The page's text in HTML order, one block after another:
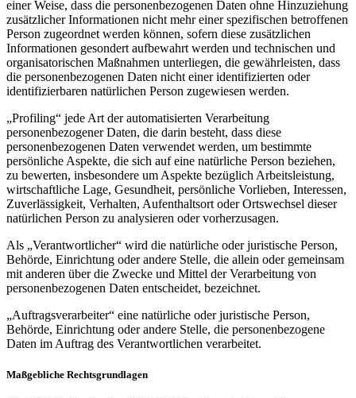
einer Weise, dass die personenbezogenen Daten ohne Hinzuziehung
zusätzlicher Informationen nicht mehr einer spezifischen betroffenen
Person zugeordnet werden können, sofern diese zusätzlichen
Informationen gesondert aufbewahrt werden und technischen und
organisatorischen Maßnahmen unterliegen, die gewährleisten, dass
die personenbezogenen Daten nicht einer identifizierten oder
identifizierbaren natürlichen Person zugewiesen werden.
„Profiling“ jede Art der automatisierten Verarbeitung
personenbezogener Daten, die darin besteht, dass diese
personenbezogenen Daten verwendet werden, um bestimmte
persönliche Aspekte, die sich auf eine natürliche Person beziehen,
zu bewerten, insbesondere um Aspekte bezüglich Arbeitsleistung,
wirtschaftliche Lage, Gesundheit, persönliche Vorlieben, Interessen,
Zuverlässigkeit, Verhalten, Aufenthaltsort oder Ortswechsel dieser
natürlichen Person zu analysieren oder vorherzusagen.
Als „Verantwortlicher“ wird die natürliche oder juristische Person,
Behörde, Einrichtung oder andere Stelle, die allein oder gemeinsam
mit anderen über die Zwecke und Mittel der Verarbeitung von
personenbezogenen Daten entscheidet, bezeichnet.
„Auftragsverarbeiter“ eine natürliche oder juristische Person,
Behörde, Einrichtung oder andere Stelle, die personenbezogene
Daten im Auftrag des Verantwortlichen verarbeitet.
Maßgebliche Rechtsgrundlagen